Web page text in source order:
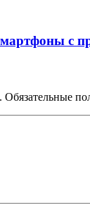
с
Обязательные